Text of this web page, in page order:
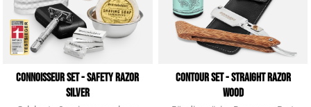
Connoisseur Set - Safety Razor
Silver
Contour Set - Straight Razor
Wood